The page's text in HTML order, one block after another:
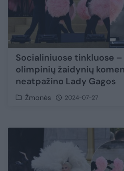
Socialiniuose tinkluose
olimpinių žaidynių
neatpažino Lady Gagos
Žmonės 2024-07-27